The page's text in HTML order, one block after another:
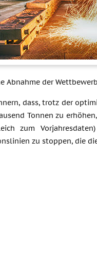
Abnahme der
dass, trotz der
Tonnen zu
zum
zu stoppen, die